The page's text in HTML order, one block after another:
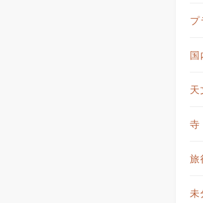
プ
国
天
寺
旅
未